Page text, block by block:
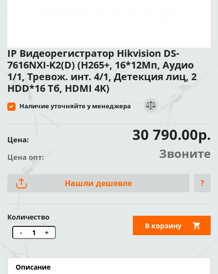
IP Видеорегистратор Hikvision DS-
7616NXI-K2(D) (H265+, 16*12Мп, Аудио
1/1, Тревож. инт. 4/1, Детекция лиц, 2
HDD*16 Тб, HDMI 4K)
Наличие уточняйте у менеджера
Цена: 30 790.00р.
Цена опт: Звоните
Нашли дешевле ?
Количество
-
+
В корзину
Описание